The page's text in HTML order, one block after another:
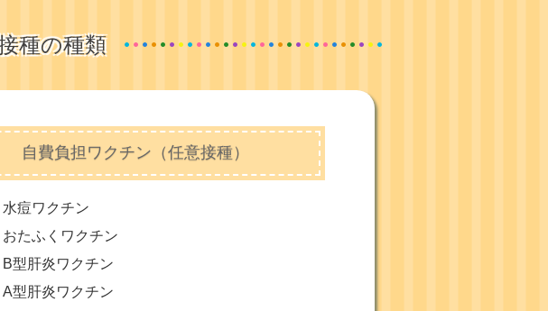
種の種類
自費負担ワクチン（任意接種）
水痘ワクチン
おたふくワクチン
B型肝炎ワクチン
A型肝炎ワクチン